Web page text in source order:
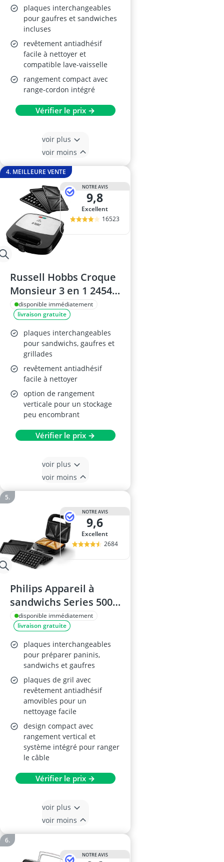
plaques interchangeables
pour gaufres et sandwiches
incluses
revêtement antiadhésif
facile à nettoyer et
compatible lave-vaisselle
rangement compact avec
range-cordon intégré
Vérifier le prix →
voir plus
voir moins
4. MEILLEURE VENTE
NOTRE AVIS
9,8
Excellent
16523
Russell Hobbs Croque
Monsieur 3 en 1 24540-
56disponible immédiatement
livraison gratuite
plaques interchangeables
pour sandwichs, gaufres et
grillades
revêtement antiadhésif
facile à nettoyer
option de rangement
verticale pour un stockage
peu encombrant
Vérifier le prix →
voir plus
voir moins
NOTRE AVIS
9,6
Excellent
2684
Philips Appareil à
sandwichs Series 5000
HD2350/80
disponible immédiatement
livraison gratuite
plaques interchangeables
pour préparer paninis,
sandwichs et gaufres
plaques de gril avec
revêtement antiadhésif
amovibles pour un
nettoyage facile
design compact avec
rangement vertical et
système intégré pour ranger
le câble
Vérifier le prix →
voir plus
voir moins
NOTRE AVIS